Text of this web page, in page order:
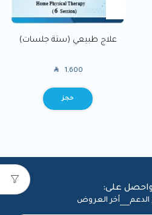
علاج طبيعي (ستة جلسات)
SAR 1,600
BOOK
واحصل على:
الدعم أخر العروض